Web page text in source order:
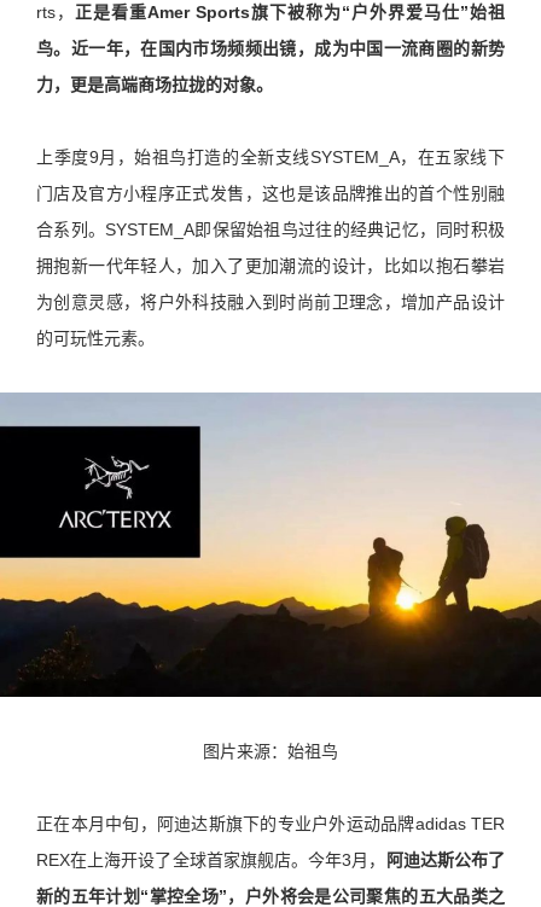
rts， 正是看重Amer Sports旗下被称为“户外界爱马仕”始祖
鸟。近一年，在国内市场频频出镜，成为中国一流商圈的新势
力，更是高端商场拉拢的对象。
上季度9月，始祖鸟打造的全新支线SYSTEM_A，在五家线下
门店及官方小程序正式发售，这也是该品牌推出的首个性别融
合系列。SYSTEM_A即保留始祖鸟过往的经典记忆，同时积极
拥抱新一代年轻人，加入了更加潮流的设计，比如以抱石攀岩
为创意灵感，将户外科技融入到时尚前卫理念，增加产品设计
的可玩性元素。
图片来源：始祖鸟
正在本月中旬，阿迪达斯旗下的专业户外运动品牌adidas TER
REX在上海开设了全球首家旗舰店。今年3月， 阿迪达斯公布了
新的五年计划“掌控全场”，户外将会是公司聚焦的五大品类之